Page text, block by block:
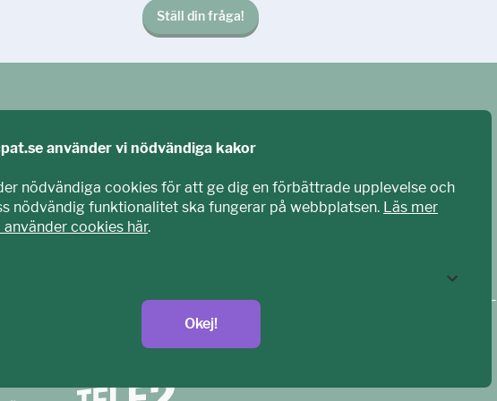
Ställ din fråga!
fram tillsammans med barn och unga. Vi är en del av ECPAT Sverige –
som arbetar mot sexuell exploatering av barn.
använder vi nödvändiga kakor
nödvändiga cookies för att ge dig en förbättrade upplevelse och
nödvändig funktionalitet ska fungerar på webbplatsen. Läs mer
cookies här.
Okej!